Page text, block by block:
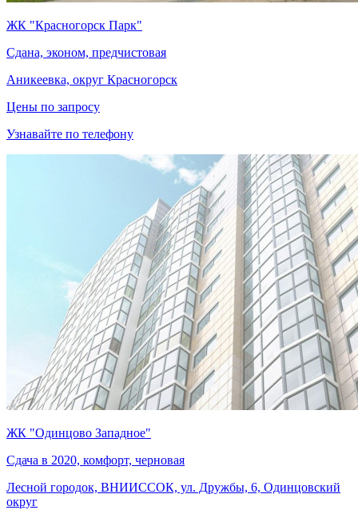
ЖК "Красногорск Парк"
Сдана, эконом, предчистовая
Аникеевка, округ Красногорск
Цены по запросу
Узнавайте по телефону
ЖК "Одинцово Западное"
Сдача в 2020, комфорт, черновая
Лесной городок, ВНИИССОК, ул. Дружбы, 6, Одинцовский
округ